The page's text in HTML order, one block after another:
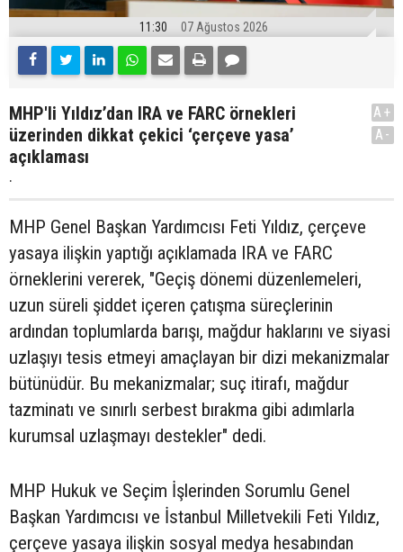
11:30 07 Ağustos 2026
MHP'li Yıldız’dan IRA ve FARC örnekleri
üzerinden dikkat çekici ‘çerçeve yasa’
açıklaması
.
A+
A-
MHP Genel Başkan Yardımcısı Feti Yıldız, çerçeve
yasaya ilişkin yaptığı açıklamada IRA ve FARC
örneklerini vererek, "Geçiş dönemi düzenlemeleri,
uzun süreli şiddet içeren çatışma süreçlerinin
ardından toplumlarda barışı, mağdur haklarını ve siyasi
uzlaşıyı tesis etmeyi amaçlayan bir dizi mekanizmalar
bütünüdür. Bu mekanizmalar; suç itirafı, mağdur
tazminatı ve sınırlı serbest bırakma gibi adımlarla
kurumsal uzlaşmayı destekler" dedi.
MHP Hukuk ve Seçim İşlerinden Sorumlu Genel
Başkan Yardımcısı ve İstanbul Milletvekili Feti Yıldız,
çerçeve yasaya ilişkin sosyal medya hesabından